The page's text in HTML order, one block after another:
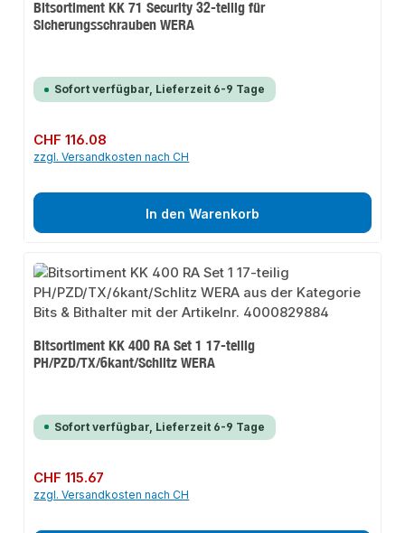
Bitsortiment KK 71 Security 32-teilig für
Sicherungsschrauben WERA
Sofort verfügbar, Lieferzeit 6-9 Tage
Regulärer Preis:
CHF 116.08
zzgl. Versandkosten nach CH
In den Warenkorb
Bitsortiment KK 400 RA Set 1 17-teilig
PH/PZD/TX/6kant/Schlitz WERA
Sofort verfügbar, Lieferzeit 6-9 Tage
Regulärer Preis:
CHF 115.67
zzgl. Versandkosten nach CH